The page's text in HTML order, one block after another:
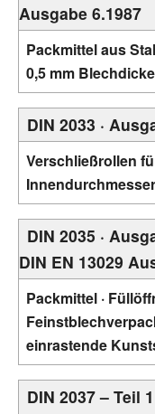
Ausgabe 6.1987
Packmittel aus
0,5 mm
DIN 2033 ·
Verschließrollen
Innendurchmesser
DIN 2035 ·
DIN EN 13029
Packmittel ·
einrastende
DIN 2037 – Teil